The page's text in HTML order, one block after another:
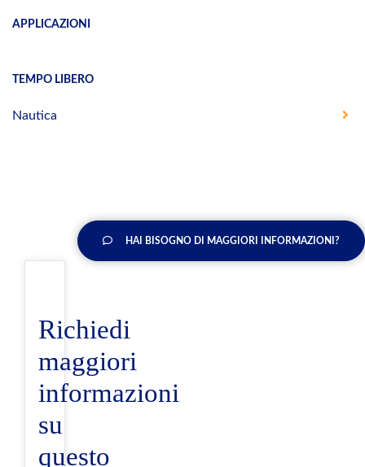
APPLICAZIONI
TEMPO LIBERO
Nautica
HAI BISOGNO DI MAGGIORI INFORMAZIONI?
Richiedi
maggiori
informazioni
su
questo